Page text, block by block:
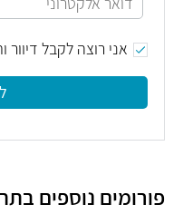
אני רוצה לקבל
פורומים נוספים